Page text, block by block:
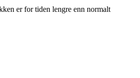
er for tiden lengre enn normalt